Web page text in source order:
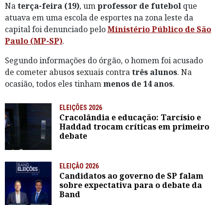
Naterça-feira (19), umprofessor de futebol que
atuava em uma escola de esportes na zona leste da
capital foi denunciado peloMinistério Público de São
Paulo (MP-SP).
Segundo informações do órgão, o homem foi acusado
de cometer abusos sexuais contratrês alunos. Na
ocasião, todos eles tinhammenos de 14 anos.
ELEIÇÕES 2026
Cracolândia e educação: Tarcísio e
Haddad trocam críticas em primeiro
debate
ELEIÇÃO 2026
Candidatos ao governo de SP falam
sobre expectativa para o debate da
Band